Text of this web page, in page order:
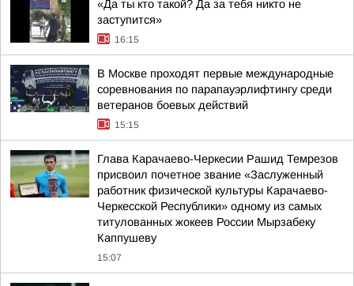
«Да ты кто такой? Да за тебя никто не
заступится»
16:15
В Москве проходят первые международные
соревнования по парапауэрлифтингу среди
ветеранов боевых действий
15:15
Глава Карачаево-Черкесии Рашид Темрезов
присвоил почетное звание «Заслуженный
работник физической культуры Карачаево-
Черкесской Республики» одному из самых
титулованных жокеев России Мырзабеку
Каппушеву
15:07